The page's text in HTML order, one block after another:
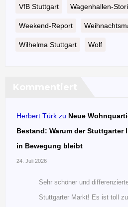
VfB Stuttgart Wagenhallen-
Weekend-Report
Wilhelma Stuttgart Wolf
Herbert Türk zu Neue
Bestand: Warum der Stuttgarter
in Bewegung bleibt
24. Juli 2026
Sehr schöner und
Stuttgarter Markt! Es ist toll